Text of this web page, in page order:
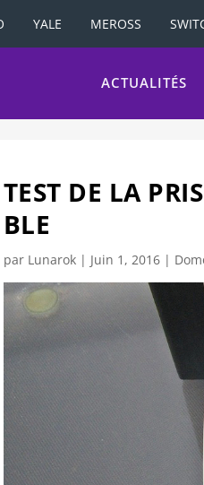
YALE MEROSS
ACTUALITÉS
TEST DE LA
BLE
par Lunarok| Juin 1, 2016|